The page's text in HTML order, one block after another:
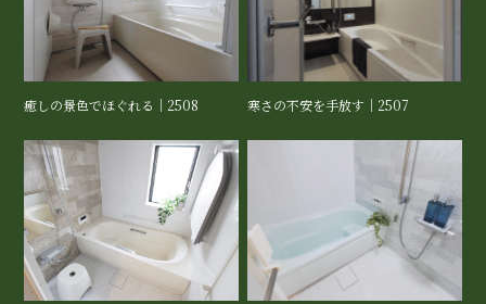
癒しの景色でほぐれる｜2508 寒さの不安を手放す｜2507